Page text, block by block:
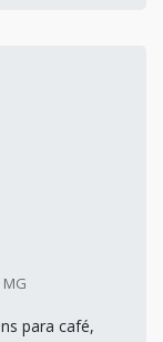
MG
para café,